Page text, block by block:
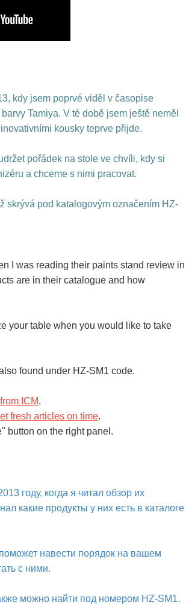
kdy jsem poprvé viděl v časopise
Tamiya. V té době jsem ještě neměl
kousky teprve přijde.
pořádek na stole ve chvíli, kdy si
a chceme s nimi pracovat.
skrývá pod katalogovým označením HZ-
I was reading their paints stand review in
are in their catalogue and how
your table when you would like to take
found under HZ-SM1 code.
ICM.
fresh articles on time.
button on the right panel.
году, когда я читал обзор их
какие продукты у них есть в каталоге
навести порядок на вашем
с ними.
можно найти под номером HZ-SM1.